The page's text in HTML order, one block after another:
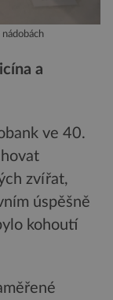
a
ve 40.
zvířat,
úspěšně
kohoutí